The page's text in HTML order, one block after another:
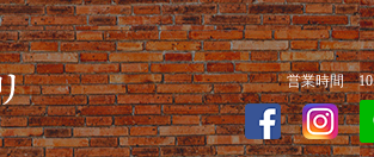
営業時間